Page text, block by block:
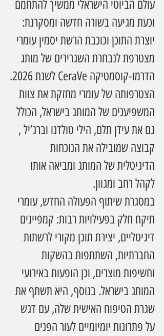
עולם הביוטי הישראלי ממשיך להתחמם
וכעת מגיעה בשורה חדשה ומסקרנת:
יוצרת התוכן וכוכבת הרשת יסמין עומרי
מצטרפת לנבחרת השגרירים של מותג
הדרמו-קוסמטיקה CeraVe לשנת 2026.
הצטרפותה של עומרי מחזקת את צוות
המשפיענים של המותג בישראל, הכולל
גם את עידן תלם, הילי טולדנו וברג’יל ,
קבוצה שמובילה את הנוכחות
הדיגיטלית של המותג ומביאה אותו
לקהל רחב ומגוון.
במסגרת שיתוף הפעולה החדש, עומרי
תיקח חלק בפעילויות רבות: קמפיינים
דיגיטליים, יצירת תוכן מקורי לרשתות
החברתיות, השתתפות בהשקות
וחשיפות מוצרים, וכן הופעות באירועי
המותג בישראל. בנוסף, היא תשתף את
שגרת הטיפוח האישית שלה, עם דגש
על פתרונות יומיומיים לעור הפנים